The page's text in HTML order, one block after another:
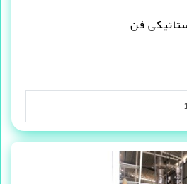
فن